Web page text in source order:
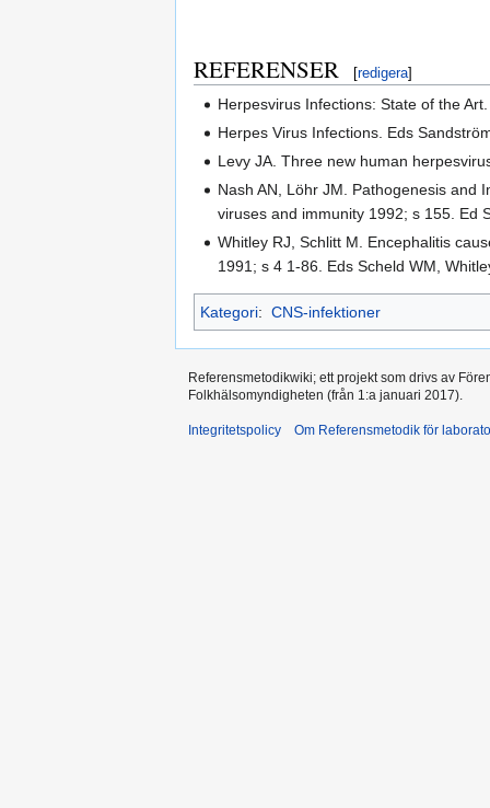
REFERENSER [redigera]
Herpesvirus Infections: State of the
Herpes Virus Infections. Eds
Levy JA. Three new human
Nash AN, Löhr JM. Pathogenesis and
viruses and immunity 1992; s 155. Ed
Whitley RJ, Schlitt M. Encephalitis
1991; s 4 1-86. Eds Scheld WM,
Kategori: CNS-infektioner
Referensmetodikwiki; ett projekt som drivs av
Folkhälsomyndigheten (från 1:a januari 2017).
Integritetspolicy Om Referensmetodik för